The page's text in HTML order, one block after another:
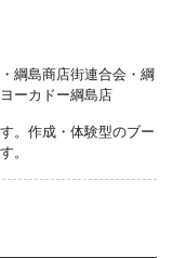
綱島商店街連合会・綱
ーカドー綱島店
。作成・体験型のブー
。